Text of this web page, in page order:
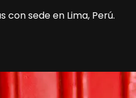
con sede en Lima, Perú.